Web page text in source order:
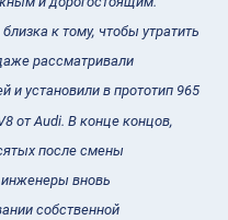
к тому, чтобы утратить
рассматривали
и установили в прототип 965
от Audi. В конце концов,
после смены
инженеры вновь
собственной